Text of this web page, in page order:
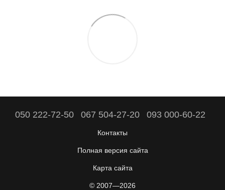
050 222-72-50 067 504-27-20 093 000-60-22
Контакты
Полная версия сайта
Карта сайта
© 2007—2026